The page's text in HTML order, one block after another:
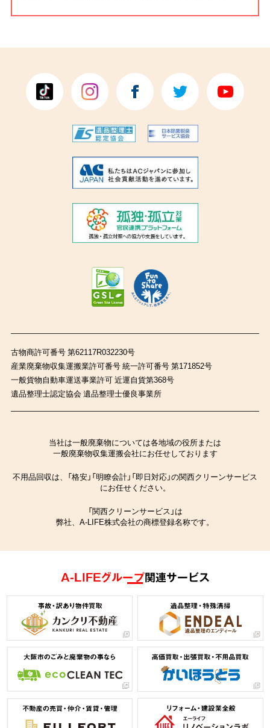
古物商許可番号 第62117R032230号
産業廃棄物収集運搬業許可番号 統一許可番号 第171852号
一般貨物自動車運送事業許可 近運自貨第368号
遺品整理士認定協会 遺品整理士優良事業所
当社は一般廃棄物については各地域の役所または
一般廃棄物収集運搬会社にお任せしております
不用品回収は、「格安」「明瞭会計」「即日対応」の関西クリーンサービス
にお任せください。
「関西クリーンサービス」は
弊社、A-LIFE株式会社の商標登録名称です。
A-LIFEグループ関連サービス